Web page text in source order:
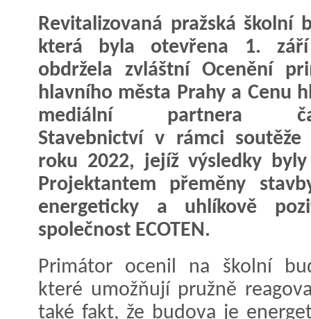
Revitalizovaná pražská školní
která byla otevřena 1.
obdržela zvláštní Ocenění
hlavního města Prahy a Cenu
mediální partnera
Stavebnictví v rámci soutěže
roku 2022, jejíž výsledky
Projektantem přeměny
energeticky a uhlíkově
společnost ECOTEN.
Primátor ocenil na školní
které umožňují pružně
také fakt, že budova je